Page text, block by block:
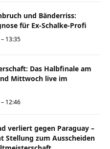
und Bänderriss:
für Ex-Schalke-Profi
13:35
Das Halbfinale am
Mittwoch live im
12:46
verliert gegen Paraguay –
Stellung zum Ausscheiden